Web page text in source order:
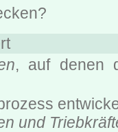
, auf denen
und